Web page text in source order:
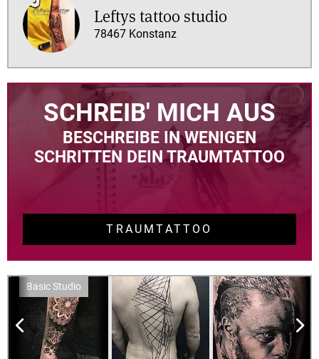
Cover
up
Dotwork
Geometrik
Kurzfristige
Bewertungen
Sterne
&
mehr
3
Sterne
&
mehr
Leftys tattoo studio
78467 Konstanz
SCHREIB' MICH AUS
BESCHREIBE IN WENIGEN
SCHRITTEN DEIN TRAUMTATTOO
TRAUMTATTOO